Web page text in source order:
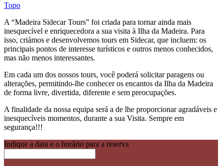
Topo
A “Madeira Sidecar Tours” foi criada para tornar ainda mais
inesquecível e enriquecedora a sua visita à Ilha da Madeira. Para
isso, criámos e desenvolvemos tours em Sidecar, que incluem: os
principais pontos de interesse turísticos e outros menos conhecidos,
mas não menos interessantes.
Em cada um dos nossos tours, você poderá solicitar paragens ou
alterações, permitindo-lhe conhecer os encantos da Ilha da Madeira
de forma livre, divertida, diferente e sem preocupações.
A finalidade da nossa equipa será a de lhe proporcionar agradáveis e
inesquecíveis momentos, durante a sua Visita. Sempre em
segurança!!!
Indique a data e o horário para a reserva